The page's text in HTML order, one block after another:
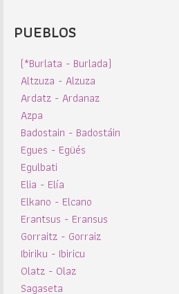
PUEBLOS
(*Burlata - Burlada)
Altzuza - Alzuza
Ardatz - Ardanaz
Azpa
Badostain - Badostáin
Egues - Egüés
Egulbati
Elia - Elía
Elkano - Elcano
Erantsus - Eransus
Gorraitz - Gorraiz
Ibiriku - Ibiricu
Olatz - Olaz
Sagaseta